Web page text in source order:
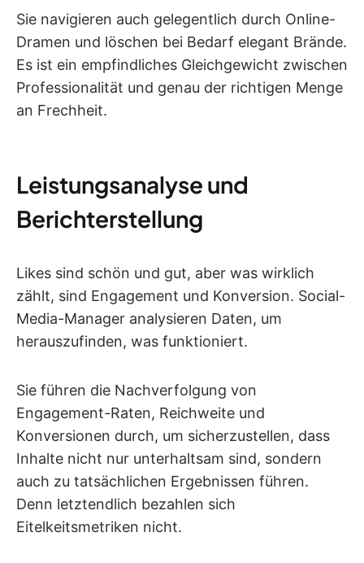
Sie navigieren auch gelegentlich durch Online-
Dramen und löschen bei Bedarf elegant Brände.
Es ist ein empfindliches Gleichgewicht zwischen
Professionalität und genau der richtigen Menge
an Frechheit.
Leistungsanalyse und
Berichterstellung
Likes sind schön und gut, aber was wirklich
zählt, sind Engagement und Konversion. Social-
Media-Manager analysieren Daten, um
herauszufinden, was funktioniert.
Sie führen die Nachverfolgung von
Engagement-Raten, Reichweite und
Konversionen durch, um sicherzustellen, dass
Inhalte nicht nur unterhaltsam sind, sondern
auch zu tatsächlichen Ergebnissen führen.
Denn letztendlich bezahlen sich
Eitelkeitsmetriken nicht.